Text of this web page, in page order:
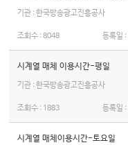
기관 : 한국방송광고진흥공사
조회수 :8048 등록일 :
시계열 매체 이용시간-평일
기관 : 한국방송광고진흥공사
조회수 : 1883 등록일 :
시계열 매체이용시간-토요일